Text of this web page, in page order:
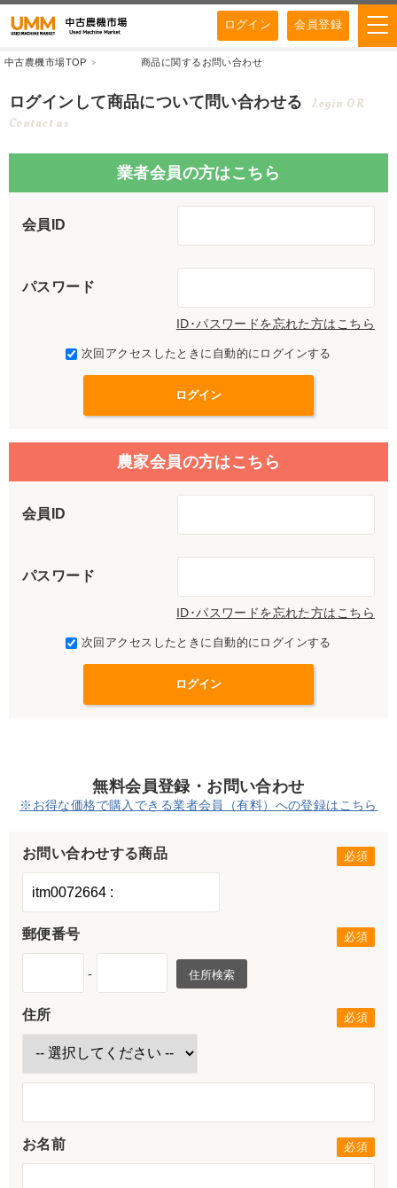
ログイン 会員登録
中古農機市場TOP 商品に関するお問い合わせ
ログインして商品について問い合わせる
Login OR
Contact us
業者会員の方はこちら
会員ID
パスワード
ID･パスワードを忘れた方はこちら
次回アクセスしたときに自動的にログインする
農家会員の方はこちら
会員ID
パスワード
ID･パスワードを忘れた方はこちら
次回アクセスしたときに自動的にログインする
無料会員登録・お問い合わせ
※お得な価格で購入できる業者会員（有料）への登録はこちら
お問い合わせする商品
郵便番号
- 住所検索
住所
お名前